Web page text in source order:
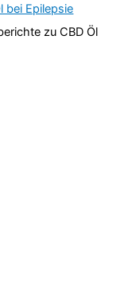
bei Epilepsie
zu CBD Öl